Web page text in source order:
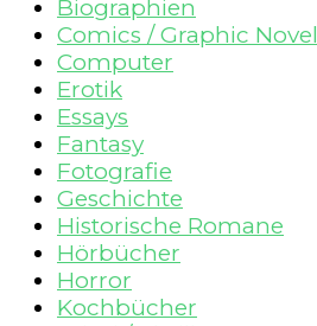
Biographien
Comics / Graphic Novel
Computer
Erotik
Essays
Fantasy
Fotografie
Geschichte
Historische Romane
Hörbücher
Horror
Kochbücher